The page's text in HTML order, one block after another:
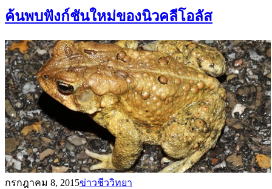
ค้นพบฟังก์ชันใหม่ของนิวคลีโอลัส
กรกฎาคม 8, 2015ข่าวชีววิทยา